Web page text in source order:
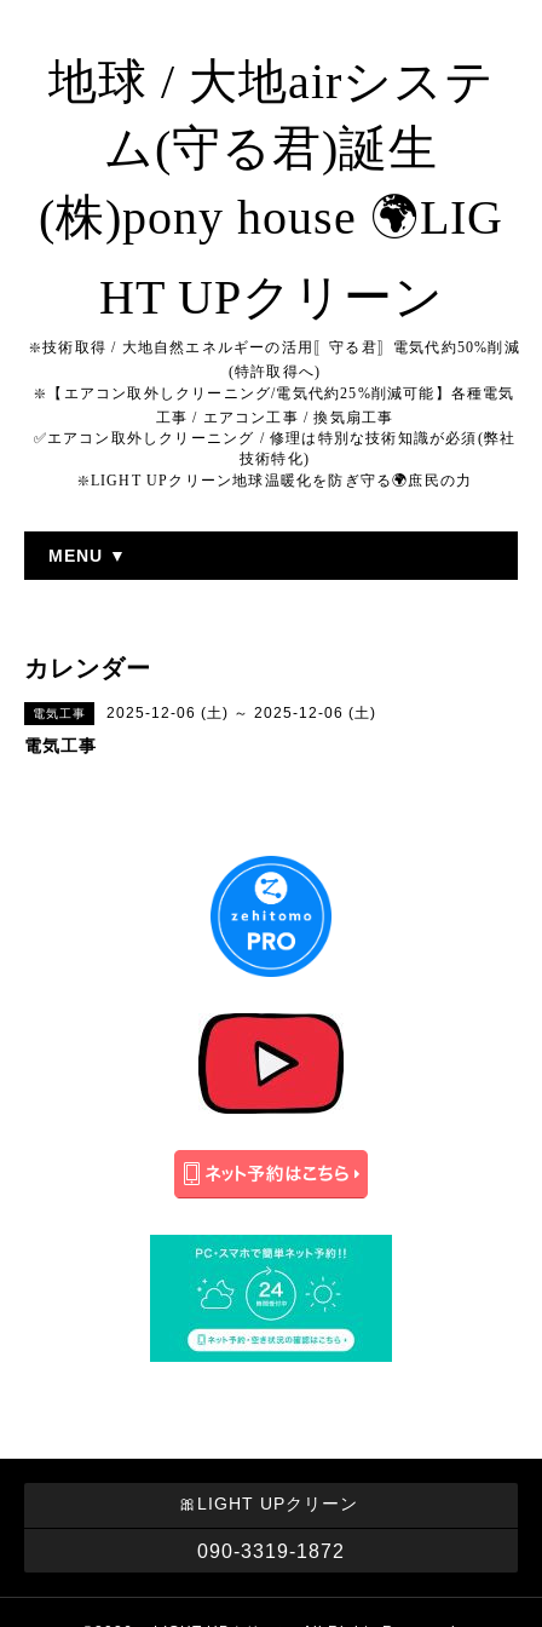
地球 / 大地airシステ
ム(守る君)誕生
(株)pony house 🌍LIG
HT UPクリーン
❇️技術取得 / 大地自然エネルギーの活用〚守る君〛電気代約50%削減
(特許取得へ)
❇️【エアコン取外しクリーニング/電気代約25%削減可能】各種電気
工事 / エアコン工事 / 換気扇工事
✅エアコン取外しクリーニング / 修理は特別な技術知識が必須(弊社
技術特化)
❇️LIGHT UPクリーン地球温暖化を防ぎ守る🌍庶民の力
MENU ▼
カレンダー
電気工事 2025-12-06 (土) ～ 2025-12-06 (土)
電気工事
🎀LIGHT UPクリーン
090-3319-1872